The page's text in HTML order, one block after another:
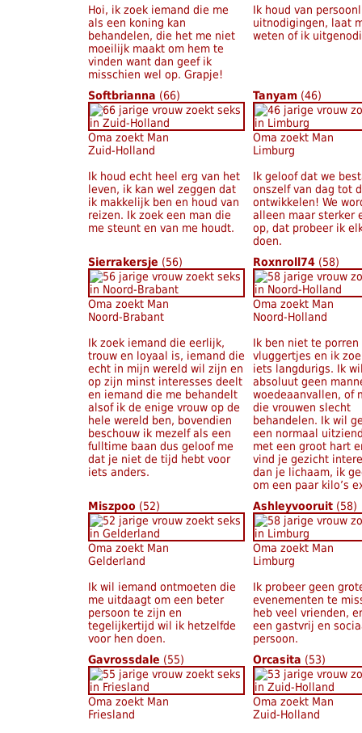
Hoi, ik zoek iemand die me
als een koning kan
behandelen, die het me niet
moeilijk maakt om hem te
vinden want dan geef ik
misschien wel op. Grapje!
Ik houd van
uitnodigingen, laat
weten of ik
Softbrianna (66)
Oma zoekt Man
Zuid-Holland
Ik houd echt heel erg van het
leven, ik kan wel zeggen dat
ik makkelijk ben en houd van
reizen. Ik zoek een man die
me steunt en van me houdt.
Tanyam (46)
Oma zoekt Man
Limburg
Ik geloof dat we
onszelf van dag tot
ontwikkelen! We
alleen maar sterker
op, dat probeer ik
doen.
Sierrakersje (56)
Oma zoekt Man
Noord-Brabant
Ik zoek iemand die eerlijk,
trouw en loyaal is, iemand die
echt in mijn wereld wil zijn en
op zijn minst interesses deelt
en iemand die me behandelt
alsof ik de enige vrouw op de
hele wereld ben, bovendien
beschouw ik mezelf als een
fulltime baan dus geloof me
dat je niet de tijd hebt voor
iets anders.
Roxnroll74 (58)
Oma zoekt Man
Noord-Holland
Ik ben niet te porren
vluggertjes en ik
iets langdurigs. Ik
absoluut geen
woedeaanvallen, of
die vrouwen slecht
behandelen. Ik wil
een normaal
met een groot hart
vind je gezicht
dan je lichaam, ik
om een paar kilo’s
Miszpoo (52)
Oma zoekt Man
Gelderland
Ik wil iemand ontmoeten die
me uitdaagt om een beter
persoon te zijn en
tegelijkertijd wil ik hetzelfde
voor hen doen.
Ashleyvooruit (58)
Oma zoekt Man
Limburg
Ik probeer geen
evenementen te
heb veel vrienden,
een gastvrij en
persoon.
Gavrossdale (55)
Oma zoekt Man
Friesland
Orcasita (53)
Oma zoekt Man
Zuid-Holland